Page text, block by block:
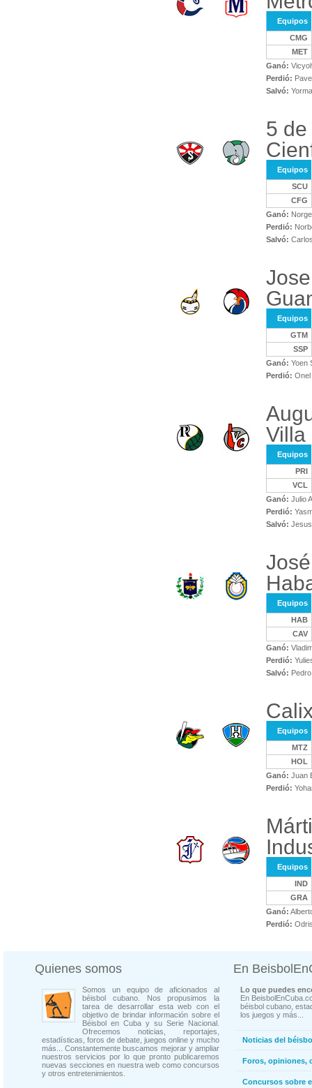
Equipos
CMG
MET
Ganó:
Perdió:
Salvó:
5
Equipos
SCU
CFG
Ganó:
Perdió:
Salvó:
Equipos
GTM
SSP
Ganó: Yoen
Perdió:
Villa
Equipos
PRI
VCL
Ganó: Julio
Perdió:
Salvó:
Equipos
HAB
CAV
Ganó:
Perdió:
Salvó:
Equipos
MTZ
HOL
Ganó: Juan
Perdió:
Equipos
IND
GRA
Ganó:
Perdió:
Quienes somos
Somos un equipo de aficionados al
béisbol cubano. Nos propusimos la
tarea de desarrollar esta web con el
objetivo de brindar información sobre el
Béisbol en Cuba y su Serie Nacional.
Ofrecemos noticias, reportajes,
estadísticas, foros de debate, juegos online y mucho
más... Constantemente buscamos mejorar y ampliar
nuestros servicios por lo que pronto publicaremos
nuevas secciones en nuestra web como concursos
y otros entretenimientos.
En
Lo que puedes
En
béisbol cubano,
los juegos y más...
Noticias del
Foros, opiniones,
Concursos sobre